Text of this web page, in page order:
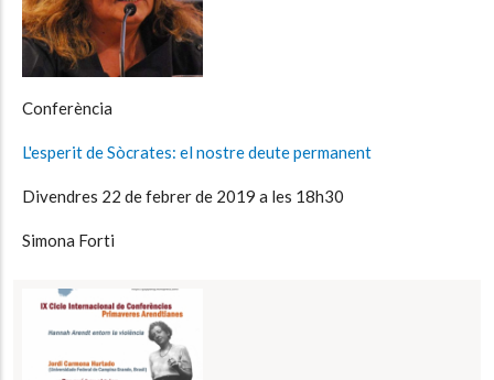
Conferència
L'esperit de Sòcrates: el nostre deute permanent
Divendres 22 de febrer de 2019 a les 18h30
Simona Forti